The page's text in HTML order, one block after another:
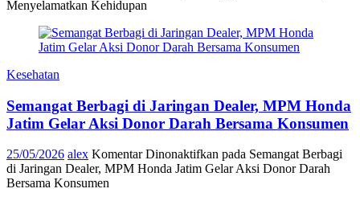
Menyelamatkan Kehidupan
Kesehatan
Semangat Berbagi di Jaringan Dealer, MPM Honda
Jatim Gelar Aksi Donor Darah Bersama Konsumen
25/05/2026 alex Komentar Dinonaktifkan pada Semangat Berbagi
di Jaringan Dealer, MPM Honda Jatim Gelar Aksi Donor Darah
Bersama Konsumen